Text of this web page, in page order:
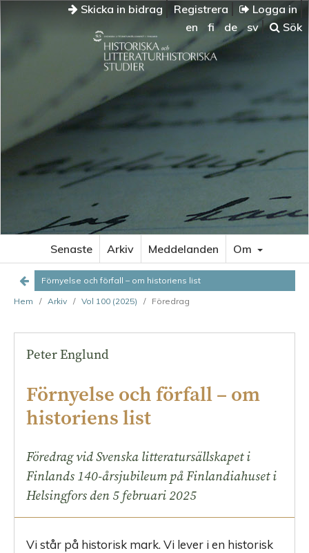
Skicka in bidrag Registrera
Logga in
en
fi de sv Sök
Senaste Arkiv Meddelanden Om
Förnyelse och förfall – om historiens list
Hem
/ Arkiv / Vol 100 (2025) / Föredrag
Peter Englund
Förnyelse och förfall – om
historiens list
Föredrag vid Svenska litteratursällskapet i
Finlands 140-årsjubileum på Finlandiahuset i
Helsingfors den 5 februari 2025
Vi står på historisk mark. Vi lever i en historisk